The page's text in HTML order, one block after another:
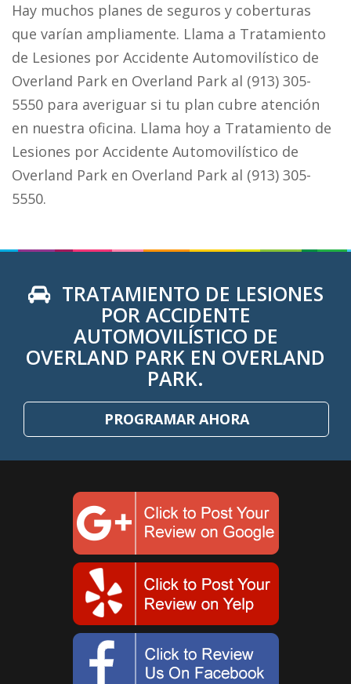
Hay muchos planes de seguros y coberturas
que varían ampliamente. Llama a Tratamiento
de Lesiones por Accidente Automovilístico de
Overland Park en Overland Park al (913) 305-
5550 para averiguar si tu plan cubre atención
en nuestra oficina. Llama hoy a Tratamiento de
Lesiones por Accidente Automovilístico de
Overland Park en Overland Park al (913) 305-
5550.
TRATAMIENTO DE LESIONES
POR ACCIDENTE
AUTOMOVILÍSTICO DE
OVERLAND PARK EN OVERLAND
PARK.
PROGRAMAR AHORA